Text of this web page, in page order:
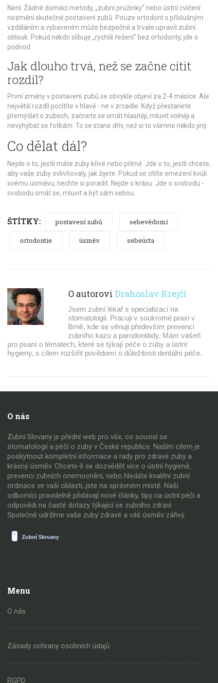
Není. Žádné domácí metody, „zubní pružinky“ nebo ústní cvičení
nezmění skutečné postavení zubů. Pouze ortodont s příslušným
vzděláním a vybavením může bezpečně a trvale upravit zubní
oblouk. Pokud někdo slibuje „rychlé řešení“ bez ortodonty, jde o
podvod.
Jak dlouho trvá, než se začne cítit
rozdíl?
První změny v postavení zubů se obvykle objeví za 2-4 měsíce. Ale
největší rozdíl pocítíte v hlavě - ne v zrcadle. Když přestanete
přemýšlet o zubech, začnete se smát hlasitěji, mluvit volněji a
nevyhýbat se fotkám. To se stane dřív, než si to všimne někdo jiný.
Co dělat dál?
Nejde o to, jestli máte zuby křivé nebo přímé. Jde o to, jestli chcete,
aby vaše zuby ovlivňovaly, jak žijete. Pokud se cítíte omezení kvůli
svému úsměvu, nechte si poradit. Nejde o krásu. Jde o svobodu -
svobodu smát se, mluvit a být sám sebou.
ŠTÍTKY: postavení zubů sebevědomí
ortodontie úsměv sebeúcta
O autorovi Drahoslav Krejčí
Jsem zubní lékař s specializací na
stomatologii. Pracuji v soukromé praxi v
Brně, kde se věnuji především prevenci
zubního kazu a parodontitidy. Mám vášeň
pro psaní o tématech, které se týkají péče o zuby a ústní
hygieny, s cílem rozšířit povědomí o důležitosti dentální péče.
O nás
Zubní Slovany je přední web pro vše, co souvisí se
stomatologií a péčí o zuby v České republice. Naším cílem je
poskytnout kompletní informace a rady pro zdravé zuby a
krásný úsměv. Chcete-li se dozvědět více o ústní hygieně,
prevenci zubních onemocnění, nebo hledáte kvalitní zubní
ordinace ve vaší oblasti, jste na správném místě. Naši
odborníci pravidelně přidávají nové články, tipy na ústní péči a
odpovědi na časté dotazy týkající se zubního zdraví.
Společně udržíme vaše zuby zdravé a váš úsměv zářivý.
Menu
O nás
Zásady ochrany osobních údajů
RGPD